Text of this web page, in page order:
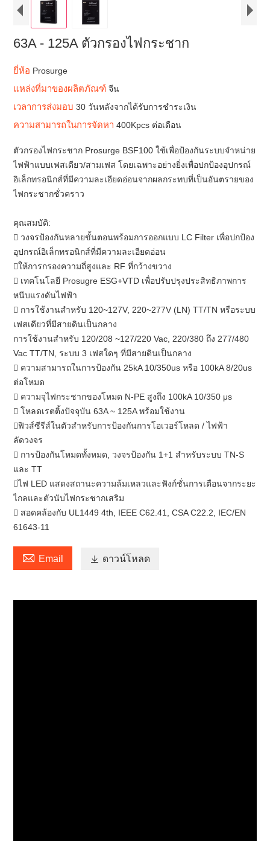
63A - 125A ตัวกรองไฟกระชาก
ยี่ห้อ Prosurge
แหล่งที่มาของผลิตภัณฑ์จีน
เวลาการส่งมอบ30 วันหลังจากได้รับการชำระเงิน
ความสามารถในการจัดหา400Kpcs ต่อเดือน
ตัวกรองไฟกระชาก Prosurge BSF100 ใช้เพื่อป้องกันระบบจำหน่าย
ไฟฟ้าแบบเฟสเดียว/สามเฟส โดยเฉพาะอย่างยิ่งเพื่อปกป้องอุปกรณ์
อิเล็กทรอนิกส์ที่มีความละเอียดอ่อนจากผลกระทบที่เป็นอันตรายของ
ไฟกระชากชั่วคราว
คุณสมบัติ:
 วงจรป้องกันหลายขั้นตอนพร้อมการออกแบบ LC Filter เพื่อปกป้อง
อุปกรณ์อิเล็กทรอนิกส์ที่มีความละเอียดอ่อน
ให้การกรองความถี่สูงและ RF ที่กว้างขวาง
 เทคโนโลยี Prosugre ESG+VTD เพื่อปรับปรุงประสิทธิภาพการ
หนีบแรงดันไฟฟ้า
 การใช้งานสำหรับ 120~127V, 220~277V (LN) TT/TN หรือระบบ
เฟสเดียวที่มีสายดินเป็นกลาง
การใช้งานสำหรับ 120/208 ~127/220 Vac, 220/380 ถึง 277/480
Vac TT/TN, ระบบ 3 เฟสใดๆ ที่มีสายดินเป็นกลาง
 ความสามารถในการป้องกัน 25kA 10/350us หรือ 100kA 8/20us
ต่อโหมด
 ความจุไฟกระชากของโหมด N-PE สูงถึง 100kA 10/350 μs
 โหลดเรตติ้งปัจจุบัน 63A ~ 125A พร้อมใช้งาน
ฟิวส์ซีรีส์ในตัวสำหรับการป้องกันการโอเวอร์โหลด / ไฟฟ้า
ลัดวงจร
 การป้องกันโหมดทั้งหมด, วงจรป้องกัน 1+1 สำหรับระบบ TN-S
และ TT
ไฟ LED แสดงสถานะความล้มเหลวและฟังก์ชั่นการเตือนจากระยะ
ไกลและตัวนับไฟกระชากเสริม
 สอดคล้องกับ UL1449 4th, IEEE C62.41, CSA C22.2, IEC/EN
61643-11
 Email  ดาวน์โหลด